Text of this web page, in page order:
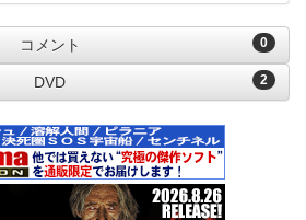
0
コメント
2
DVD